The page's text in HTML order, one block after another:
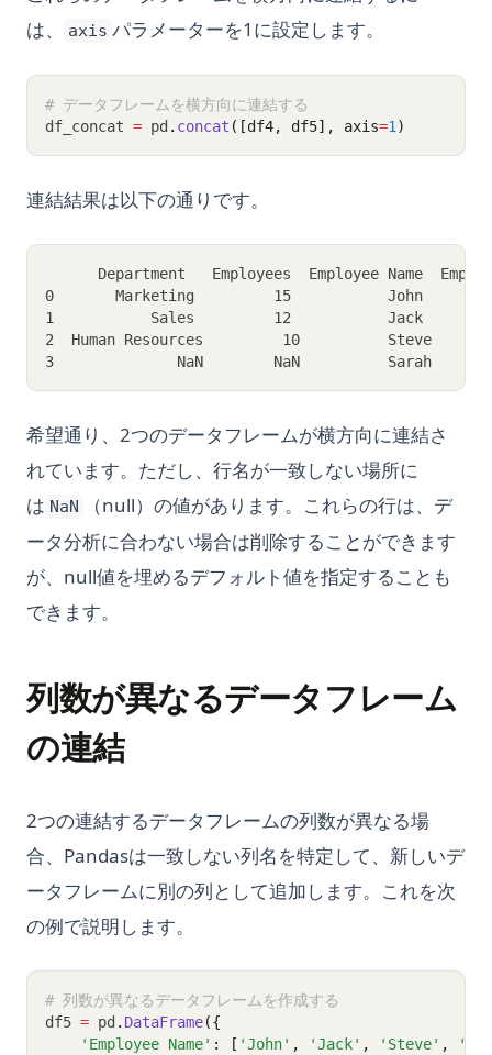
は、
axis パラメーターを1に設定します。
# データフレームを横方向に連結する
df_concat = pd . concat ([df4, df5], axis=1 )
連結結果は以下の通りです。
Department   Employees  Employee Name
0       Marketing         15           John
1           Sales         12           Jack
2  Human Resources         10          Steve
3              NaN        NaN          Sarah
希望通り、2つのデータフレームが横方向に連結さ
れています。ただし、行名が一致しない場所に
は NaN
（null）の値があります。これらの行は、デ
ータ分析に合わない場合は削除することができます
が、null値を埋めるデフォルト値を指定することも
できます。
列数が異なるデータフレーム
の連結
2つの連結するデータフレームの列数が異なる場
合、Pandasは一致しない列名を特定して、新しいデ
ータフレームに別の列として追加します。これを次
の例で説明します。
# 列数が異なるデータフレームを作成する
df5 = pd . DataFrame({
'Employee Name' : [ 'John' , 'Jack' , 'Steve' ,